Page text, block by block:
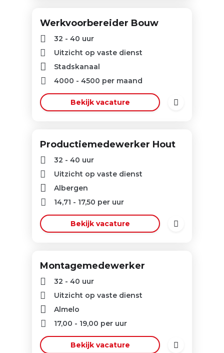
Werkvoorbereider Bouw
32 - 40 uur
Uitzicht op vaste dienst
Stadskanaal
4000 - 4500 per maand
Bekijk vacature
Productiemedewerker Hout
32 - 40 uur
Uitzicht op vaste dienst
Albergen
14,71 - 17,50 per uur
Bekijk vacature
Montagemedewerker
32 - 40 uur
Uitzicht op vaste dienst
Almelo
17,00 - 19,00 per uur
Bekijk vacature